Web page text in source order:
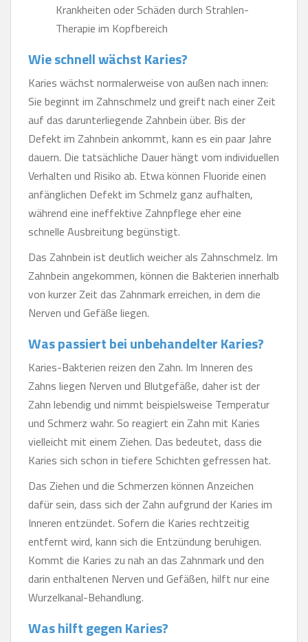
Krankheiten oder Schäden durch Strahlen-
Therapie im Kopfbereich
Wie schnell wächst Karies?
Karies wächst normalerweise von außen nach innen:
Sie beginnt im Zahnschmelz und greift nach einer Zeit
auf das darunterliegende Zahnbein über. Bis der
Defekt im Zahnbein ankommt, kann es ein paar Jahre
dauern. Die tatsächliche Dauer hängt vom individuellen
Verhalten und Risiko ab. Etwa können Fluoride einen
anfänglichen Defekt im Schmelz ganz aufhalten,
während eine ineffektive Zahnpflege eher eine
schnelle Ausbreitung begünstigt.
Das Zahnbein ist deutlich weicher als Zahnschmelz. Im
Zahnbein angekommen, können die Bakterien innerhalb
von kurzer Zeit das Zahnmark erreichen, in dem die
Nerven und Gefäße liegen.
Was passiert bei unbehandelter Karies?
Karies-Bakterien reizen den Zahn. Im Inneren des
Zahns liegen Nerven und Blutgefäße, daher ist der
Zahn lebendig und nimmt beispielsweise Temperatur
und Schmerz wahr. So reagiert ein Zahn mit Karies
vielleicht mit einem Ziehen. Das bedeutet, dass die
Karies sich schon in tiefere Schichten gefressen hat.
Das Ziehen und die Schmerzen können Anzeichen
dafür sein, dass sich der Zahn aufgrund der Karies im
Inneren entzündet. Sofern die Karies rechtzeitig
entfernt wird, kann sich die Entzündung beruhigen.
Kommt die Karies zu nah an das Zahnmark und den
darin enthaltenen Nerven und Gefäßen, hilft nur eine
Wurzelkanal-Behandlung.
Was hilft gegen Karies?